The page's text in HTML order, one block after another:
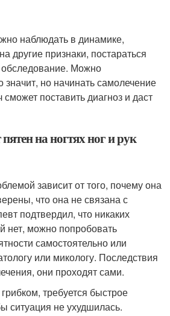
наблюдать в динамике,
другие признаки, постараться
Можно
значит, но начинать самолечение
сможет поставить диагноз и даст
на ногтях ног и рук
зависит от того, почему она
что она не связана с
подтвердил, что никаких
нет, можно попробовать
самостоятельно или
или микологу. Последствия
они проходят сами.
требуется быстрое
ситуация не ухудшилась.